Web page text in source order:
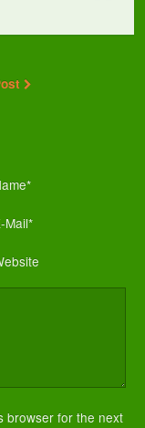
Mail*
browser for the next